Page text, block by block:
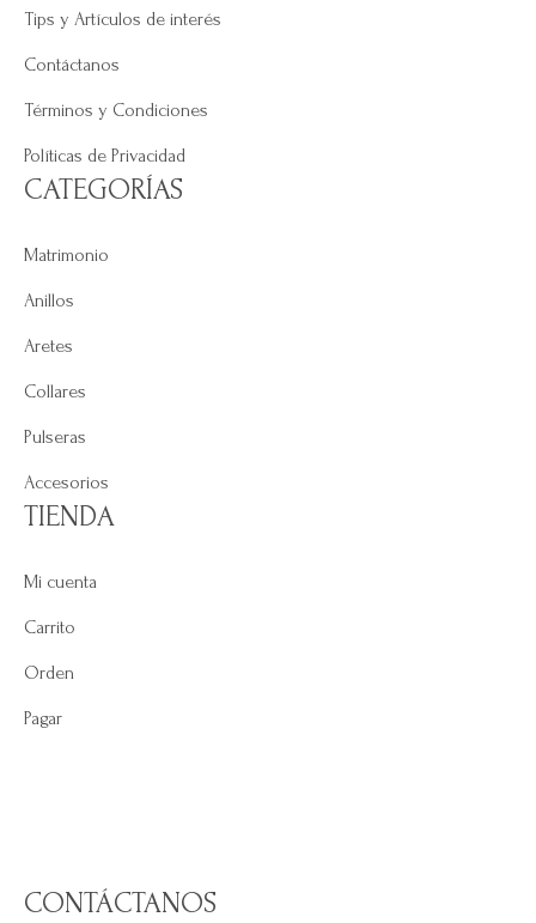
Tips y Artículos de interés
Contáctanos
Términos y Condiciones
Políticas de Privacidad
CATEGORÍAS
Matrimonio
Anillos
Aretes
Collares
Pulseras
Accesorios
TIENDA
Mi cuenta
Carrito
Orden
Pagar
CONTÁCTANOS